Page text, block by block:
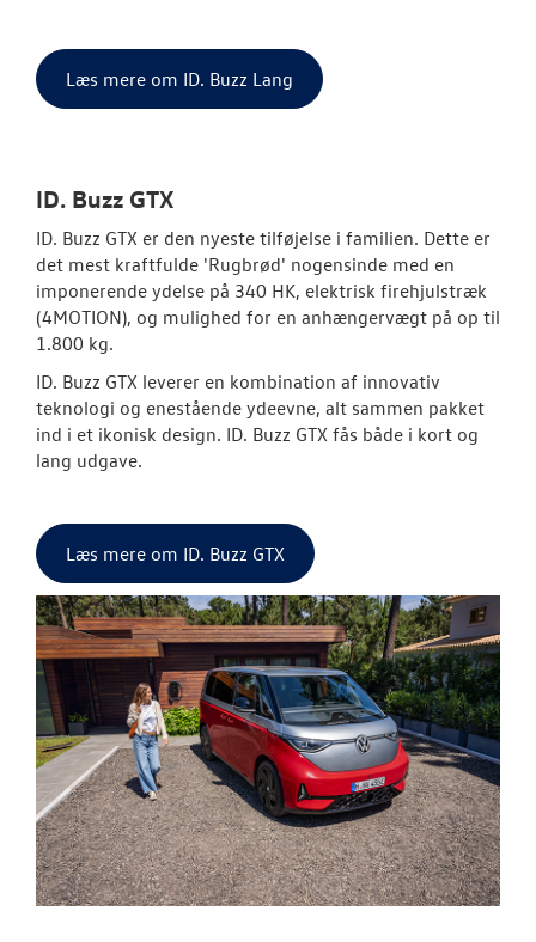
Læs mere om ID. Buzz Lang
ID. Buzz GTX
ID. Buzz GTX er den nyeste tilføjelse i familien. Dette er
det mest kraftfulde 'Rugbrød' nogensinde med en
imponerende ydelse på 340 HK, elektrisk firehjulstræk
(4MOTION), og mulighed for en anhængervægt på op til
1.800 kg.
ID. Buzz GTX leverer en kombination af innovativ
teknologi og enestående ydeevne, alt sammen pakket
ind i et ikonisk design. ID. Buzz GTX fås både i kort og
lang udgave.
Læs mere om ID. Buzz GTX